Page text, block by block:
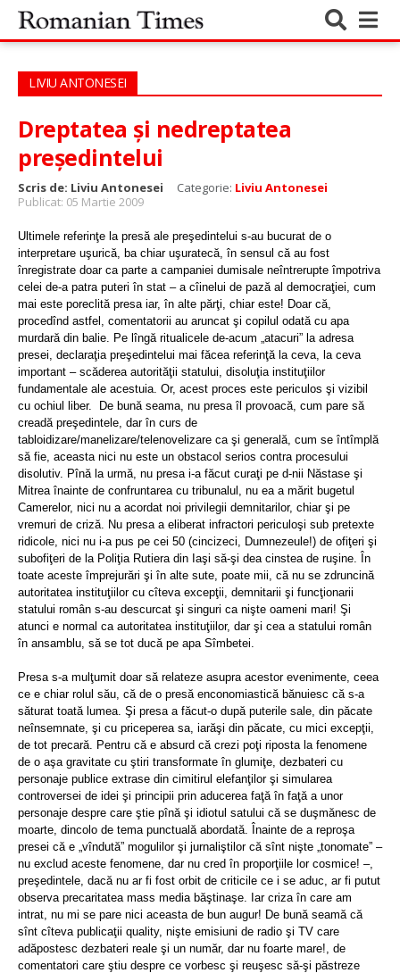
LIVIU ANTONESEI
Dreptatea şi nedreptatea
preşedintelui
Scris de: Liviu Antonesei Categorie: Liviu Antonesei
Publicat: 05 Martie 2009
Ultimele referinţe la presă ale preşedintelui s-au bucurat de o
interpretare uşurică, ba chiar uşuratecă, în sensul că au fost
înregistrate doar ca parte a campaniei dumisale neîntrerupte împotriva
celei de-a patra puteri în stat – a cîinelui de pază al democraţiei, cum
mai este poreclită presa iar, în alte părţi, chiar este! Doar că,
procedînd astfel, comentatorii au aruncat şi copilul odată cu apa
murdară din balie. Pe lîngă ritualicele de-acum „atacuri” la adresa
presei, declaraţia preşedintelui mai făcea referinţă la ceva, la ceva
important – scăderea autorităţii statului, disoluţia instituţiilor
fundamentale ale acestuia. Or, acest proces este periculos şi vizibil
cu ochiul liber. De bună seama, nu presa îl provoacă, cum pare să
creadă preşedintele, dar în curs de
tabloidizare/manelizare/telenovelizare ca şi generală, cum se întîmplă
să fie, aceasta nici nu este un obstacol serios contra procesului
disolutiv. Pînă la urmă, nu presa i-a făcut curaţi pe d-nii Năstase şi
Mitrea înainte de confruntarea cu tribunalul, nu ea a mărit bugetul
Camerelor, nici nu a acordat noi privilegii demnitarilor, chiar şi pe
vremuri de criză. Nu presa a eliberat infractori periculoşi sub pretexte
ridicole, nici nu i-a pus pe cei 50 (cincizeci, Dumnezeule!) de ofiţeri şi
subofiţeri de la Poliţia Rutiera din Iaşi să-şi dea cinstea de ruşine. În
toate aceste împrejurări şi în alte sute, poate mii, că nu se zdruncină
autoritatea instituţiilor cu cîteva excepţii, demnitarii şi funcţionarii
statului român s-au descurcat şi singuri ca nişte oameni mari! Şi
atunci e normal ca autoritatea instituţiilor, dar şi cea a statului român
în ansamblu, să se tot ducă pe apa Sîmbetei.
Presa s-a mulţumit doar să relateze asupra acestor evenimente, ceea
ce e chiar rolul său, că de o presă enconomiastică bănuiesc că s-a
săturat toată lumea. Şi presa a făcut-o după puterile sale, din păcate
neînsemnate, şi cu priceperea sa, iarăşi din păcate, cu mici excepţii,
de tot precară. Pentru că e absurd că crezi poţi riposta la fenomene
de o aşa gravitate cu ştiri transformate în glumiţe, dezbateri cu
personaje publice extrase din cimitirul elefanţilor şi simularea
controversei de idei şi principii prin aducerea faţă în faţă a unor
personaje despre care ştie pînă şi idiotul satului că se duşmănesc de
moarte, dincolo de tema punctuală abordată. Înainte de a reproşa
presei că e „vîndută” mogulilor şi jurnaliştilor că sînt nişte „tonomate” –
nu exclud aceste fenomene, dar nu cred în proporţiile lor cosmice! –,
preşedintele, dacă nu ar fi fost orbit de criticile ce i se aduc, ar fi putut
observa precaritatea mass media băştinaşe. Iar criza în care am
intrat, nu mi se pare nici aceasta de bun augur! De bună seamă că
sînt cîteva publicaţii quality, nişte emisiuni de radio şi TV care
adăpostesc dezbateri reale şi un număr, dar nu foarte mare!, de
comentatori care ştiu despre ce vorbesc şi reuşesc să-şi păstreze